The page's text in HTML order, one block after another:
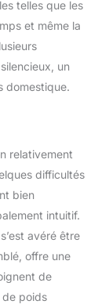
la
ne
non
rien ne
telles que les
et même la
un
domestique.
relativement
difficultés
bien
intuitif.
avéré être
offre une
de
de poids